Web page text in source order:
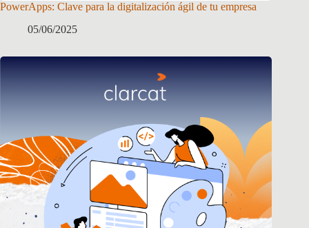
PowerApps: Clave para la digitalización ágil de tu empresa
05/06/2025